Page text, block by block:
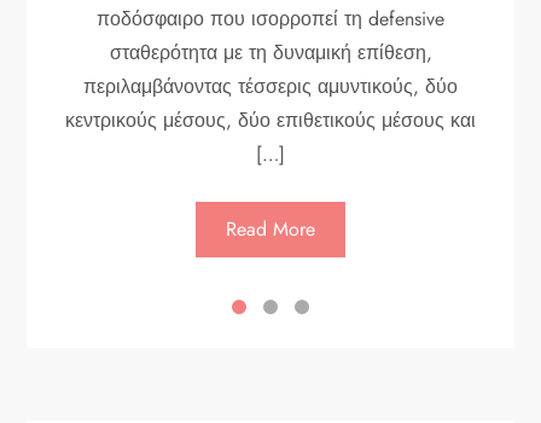
ποδόσφαιρο που ισορροπεί τη defensive
σταθερότητα με τη δυναμική επίθεση,
περιλαμβάνοντας τέσσερις αμυντικούς, δύο
κεντρικούς μέσους, δύο επιθετικούς μέσους και
[…]
Read More